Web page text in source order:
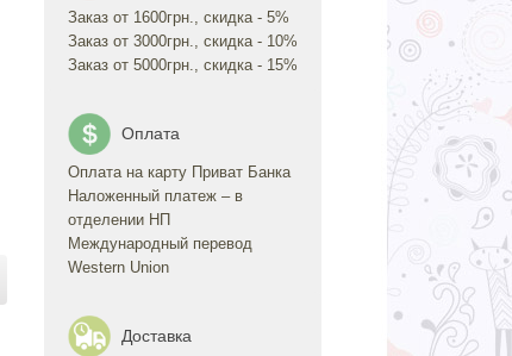
Заказ от 1600грн., скидка - 5%
Заказ от 3000грн., скидка - 10%
Заказ от 5000грн., скидка - 15%
Оплата
Оплата на карту Приват Банка
Наложенный платеж – в
отделении НП
Международный перевод
Western Union
Доставка